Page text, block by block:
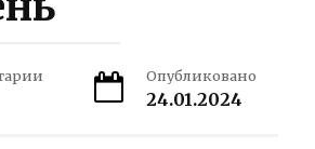
Опубликовано
24.01.2024